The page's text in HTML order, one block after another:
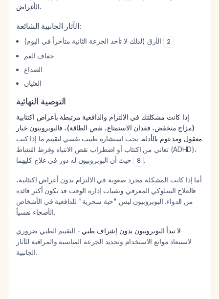
الأعراض.
الآثار الجانبية الشائعة:
2
جفاف الفم
الصداع
الغثيان
التوصية النهائية
إذا كانت مشكلتك في الالتزام والدافعية مرتبطة بأعراض اكتئابية
(مزاج منخفض، فقدان الاستمتاع، نقص الطاقة)، فالبوبروبيون خيار
معقول ومدعوم بالأدلة. يجب استشارة طبيب نفسي لتقييم ما إذا كنت
تعاني من اكتئاب أو اضطراب نقص الانتباه وفرط النشاط (ADHD)،
8 .
أما إذا كانت المشكلة مجرد صعوبة في الالتزام بدون أعراض اكتئابية،
فالعلاج السلوكي المعرفي وتقنيات إدارة الوقت قد تكون أكثر فائدة
من الدواء. البوبروبيون ليس "حبة سحرية" للدافعية في الأشخاص
الأصحاء نفسياً.
لا تبدأ البوبروبيون بدون إشراف طبي - التقييم الطبي ضروري
لاستبعاد موانع الاستخدام وتحديد الجرعة المناسبة والمراقبة للآثار
الجانبية.